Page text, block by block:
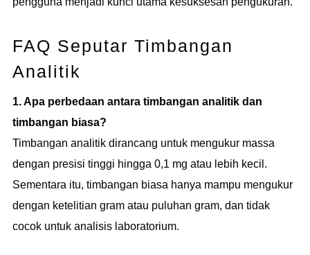
FAQ Seputar Timbangan
Analitik
1. Apa perbedaan antara timbangan analitik dan
timbangan biasa?
Timbangan analitik dirancang untuk mengukur massa
dengan presisi tinggi hingga 0,1 mg atau lebih kecil.
Sementara itu, timbangan biasa hanya mampu mengukur
dengan ketelitian gram atau puluhan gram, dan tidak
cocok untuk analisis laboratorium.